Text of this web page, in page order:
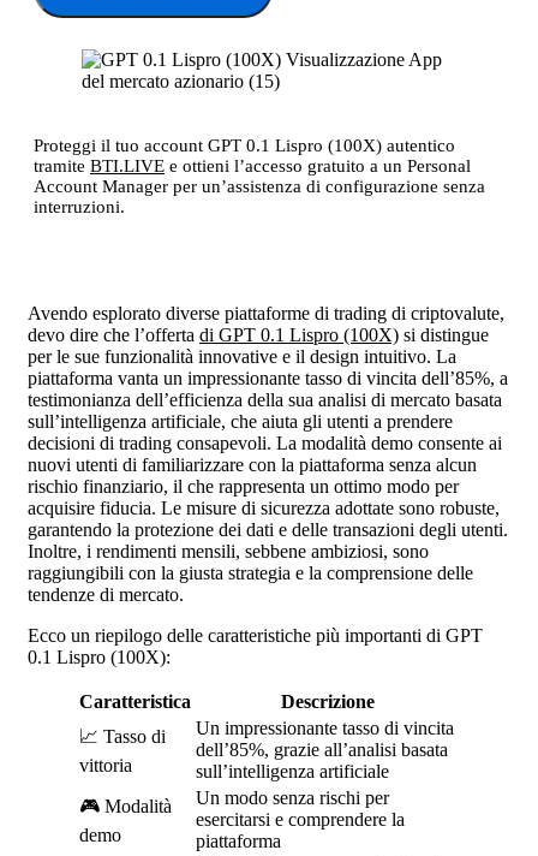
Proteggi il tuo account GPT 0.1 Lispro (100X) autentico
tramite BTI.LIVE e ottieni l’accesso gratuito a un Personal
Account Manager per un’assistenza di configurazione senza
interruzioni.
Avendo esplorato diverse piattaforme di trading di criptovalute,
devo dire che l’offerta di GPT 0.1 Lispro (100X) si distingue
per le sue funzionalità innovative e il design intuitivo. La
piattaforma vanta un impressionante tasso di vincita dell’85%, a
testimonianza dell’efficienza della sua analisi di mercato basata
sull’intelligenza artificiale, che aiuta gli utenti a prendere
decisioni di trading consapevoli. La modalità demo consente ai
nuovi utenti di familiarizzare con la piattaforma senza alcun
rischio finanziario, il che rappresenta un ottimo modo per
acquisire fiducia. Le misure di sicurezza adottate sono robuste,
garantendo la protezione dei dati e delle transazioni degli utenti.
Inoltre, i rendimenti mensili, sebbene ambiziosi, sono
raggiungibili con la giusta strategia e la comprensione delle
tendenze di mercato.
Ecco un riepilogo delle caratteristiche più importanti di GPT
0.1 Lispro (100X):
Caratteristica
Descrizione
📈 Tasso di
vittoria
Un impressionante tasso di vincita
dell’85%, grazie all’analisi basata
sull’intelligenza artificiale
🎮 Modalità
demo
Un modo senza rischi per
esercitarsi e comprendere la
piattaforma